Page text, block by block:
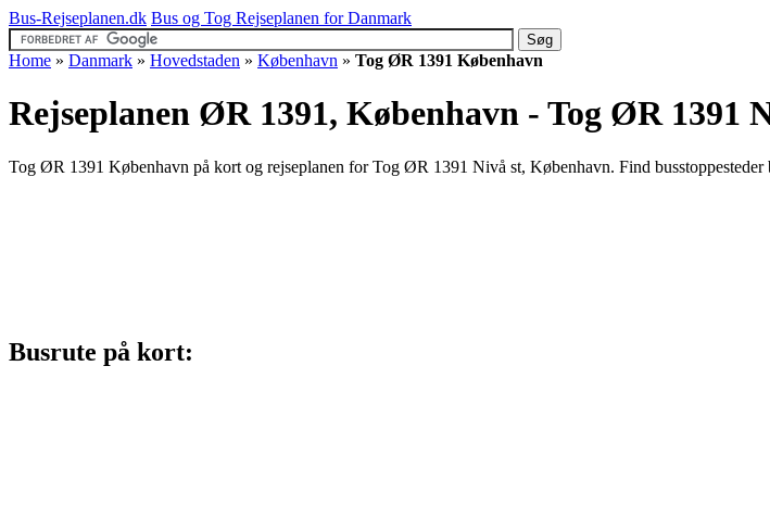
Bus-Rejseplanen.dk Bus og Tog Rejseplanen for Danmark
Home » Danmark » Hovedstaden » København » Tog ØR 1391 København
Rejseplanen ØR 1391, København - Tog ØR 1391
Tog ØR 1391 København på kort og rejseplanen for Tog ØR 1391 Nivå st, København. Find
Busrute på kort: